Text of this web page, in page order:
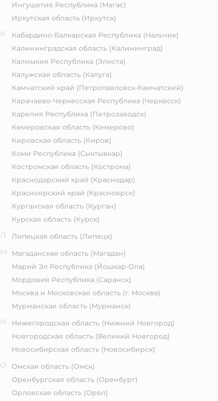
Ингушетия Республика (Магас)
Иркутская область (Иркутск)
Кабардино-Балкарская Республика (Нальчик)
Калининградская область (Калининград)
Калмыкия Республика (Элиста)
Калужская область (Калуга)
Камчатский край (Петропавловск-Камчатский)
Карачаево-Черкесская Республика (Черкесск)
Карелия Республика (Петрозаводск)
Кемеровская область (Кемерово)
Кировская область (Киров)
Коми Республика (Сыктывкар)
Костромская область (Кострома)
Краснодарский край (Краснодар)
Красноярский край (Красноярск)
Курганская область (Курган)
Курская область (Курск)
Липецкая область (Липецк)
Магаданская область (Магадан)
Марий Эл Республика (Йошкар-Ола)
Мордовия Республика (Саранск)
Москва и Московская область (г. Москва)
Мурманская область (Мурманск)
Нижегородская область (Нижний Новгород)
Новгородская область (Великий Новгород)
Новосибирская область (Новосибирск)
Омская область (Омск)
Оренбургская область (Оренбург)
Орловская область (Орёл)